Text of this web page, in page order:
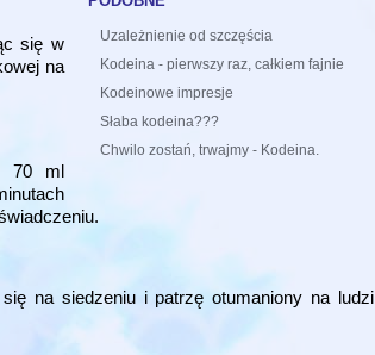
Uzależnienie od szczęścia
Kodeina - pierwszy raz, całkiem fajnie
Kodeinowe impresje
Słaba kodeina???
Chwilo zostań, trwajmy - Kodeina.
się w
na
70 ml
na siedzeniu i patrzę otumaniony na ludzi